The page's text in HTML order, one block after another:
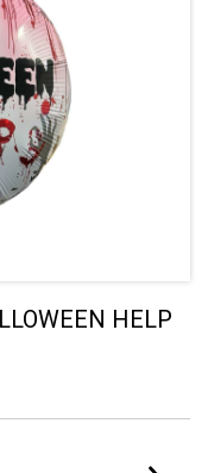
HELP